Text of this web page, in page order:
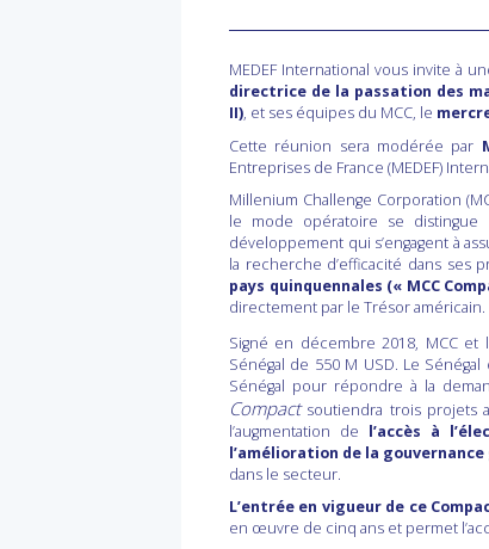
MEDEF International vous invite à
directrice de la passation des
II), et ses équipes du MCC, le
Cette réunion sera modérée par
Entreprises de France (MEDEF)
Millenium Challenge Corporation
le mode opératoire se
développement qui s’engagent à
la recherche d’efficacité dans ses
pays quinquennales (« MCC
directement par le Trésor américain.
Signé en décembre 2018, MCC
Sénégal de 550 M USD. Le
Sénégal pour répondre à la
Compactsoutiendra trois projets
l’augmentation de l’accès à
l’amélioration de la
dans le secteur.
L’entrée en vigueur de ce
en œuvre de cinq ans et permet